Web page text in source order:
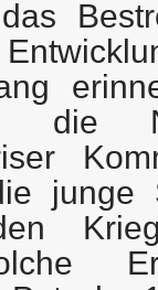
die
junge
den